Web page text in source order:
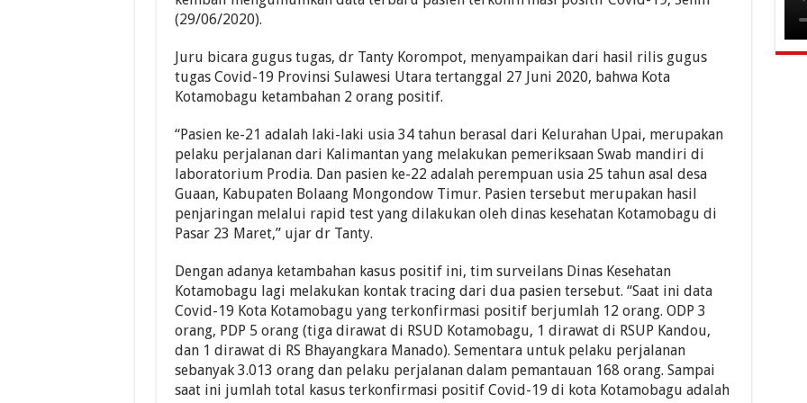
Wakili Wali kota Kotamobagu, Sahaya Mokoginta Hadiri Pelantikan Pimpinan Daerah Pemuda
(29/06/2020).
Juru bicara gugus tugas, dr Tanty Korompot, menyampaikan dari hasil rilis gugus
tugas Covid-19 Provinsi Sulawesi Utara tertanggal 27 Juni 2020, bahwa Kota
Kotamobagu ketambahan 2 orang positif.
“Pasien ke-21 adalah laki-laki usia 34 tahun berasal dari Kelurahan Upai, merupakan
pelaku perjalanan dari Kalimantan yang melakukan pemeriksaan Swab mandiri di
laboratorium Prodia. Dan pasien ke-22 adalah perempuan usia 25 tahun asal desa
Guaan, Kabupaten Bolaang Mongondow Timur. Pasien tersebut merupakan hasil
penjaringan melalui rapid test yang dilakukan oleh dinas kesehatan Kotamobagu di
Pasar 23 Maret,” ujar dr Tanty.
Dengan adanya ketambahan kasus positif ini, tim surveilans Dinas Kesehatan
Kotamobagu lagi melakukan kontak tracing dari dua pasien tersebut. “Saat ini data
Covid-19 Kota Kotamobagu yang terkonfirmasi positif berjumlah 12 orang. ODP 3
orang, PDP 5 orang (tiga dirawat di RSUD Kotamobagu, 1 dirawat di RSUP Kandou,
dan 1 dirawat di RS Bhayangkara Manado). Sementara untuk pelaku perjalanan
sebanyak 3.013 orang dan pelaku perjalanan dalam pemantauan 168 orang. Sampai
saat ini jumlah total kasus terkonfirmasi positif Covid-19 di kota Kotamobagu adalah